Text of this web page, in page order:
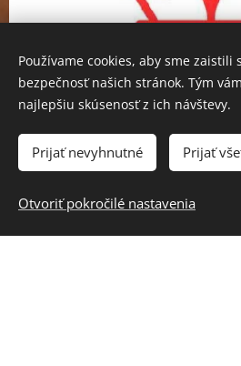
Používame cookies, aby sme zaistili
bezpečnosť našich stránok. Tým
najlepšiu skúsenosť z ich návštevy.
Prijať nevyhnutné Prijať
Otvoriť pokročilé nastavenia